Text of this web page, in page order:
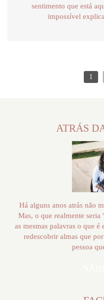
sentimento que está
impossível
1
ATRÁS
Há alguns anos atrás não
Mas, o que realmente
as mesmas palavras o que
redescobrir almas que
pessoa